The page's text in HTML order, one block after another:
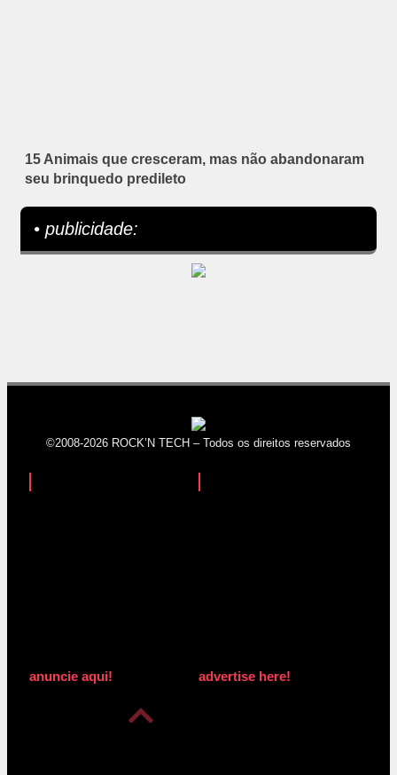
15 Animais que cresceram, mas não abandonaram
seu brinquedo predileto
• publicidade:
©2008-2026 ROCK’N TECH – Todos os direitos reservados
anuncie aqui! advertise here!